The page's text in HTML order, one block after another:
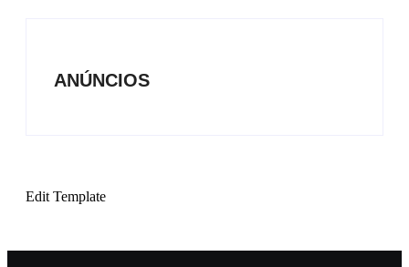
ANÚNCIOS
Edit Template